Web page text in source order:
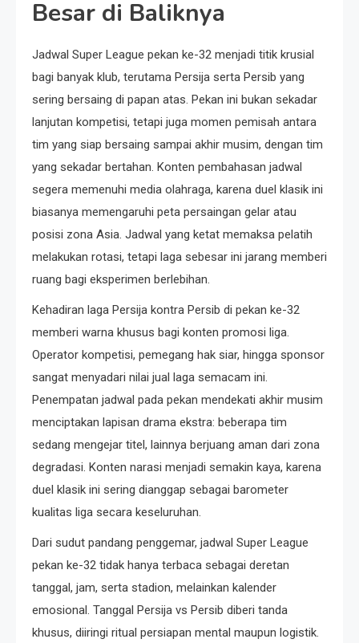
Besar di Baliknya
Jadwal Super League pekan ke-32 menjadi titik krusial
bagi banyak klub, terutama Persija serta Persib yang
sering bersaing di papan atas. Pekan ini bukan sekadar
lanjutan kompetisi, tetapi juga momen pemisah antara
tim yang siap bersaing sampai akhir musim, dengan tim
yang sekadar bertahan. Konten pembahasan jadwal
segera memenuhi media olahraga, karena duel klasik ini
biasanya memengaruhi peta persaingan gelar atau
posisi zona Asia. Jadwal yang ketat memaksa pelatih
melakukan rotasi, tetapi laga sebesar ini jarang memberi
ruang bagi eksperimen berlebihan.
Kehadiran laga Persija kontra Persib di pekan ke-32
memberi warna khusus bagi konten promosi liga.
Operator kompetisi, pemegang hak siar, hingga sponsor
sangat menyadari nilai jual laga semacam ini.
Penempatan jadwal pada pekan mendekati akhir musim
menciptakan lapisan drama ekstra: beberapa tim
sedang mengejar titel, lainnya berjuang aman dari zona
degradasi. Konten narasi menjadi semakin kaya, karena
duel klasik ini sering dianggap sebagai barometer
kualitas liga secara keseluruhan.
Dari sudut pandang penggemar, jadwal Super League
pekan ke-32 tidak hanya terbaca sebagai deretan
tanggal, jam, serta stadion, melainkan kalender
emosional. Tanggal Persija vs Persib diberi tanda
khusus, diiringi ritual persiapan mental maupun logistik.